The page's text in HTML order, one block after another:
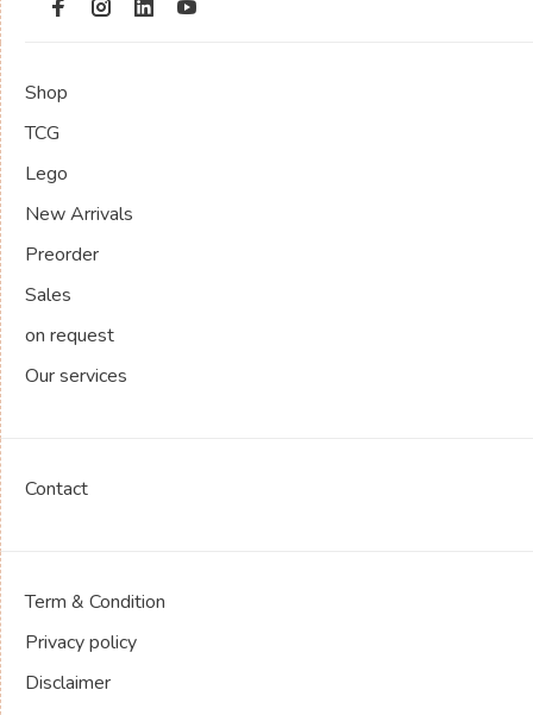
Shop
TCG
Lego
New Arrivals
Preorder
Sales
on request
Our services
Contact
Term & Condition
Privacy policy
Disclaimer